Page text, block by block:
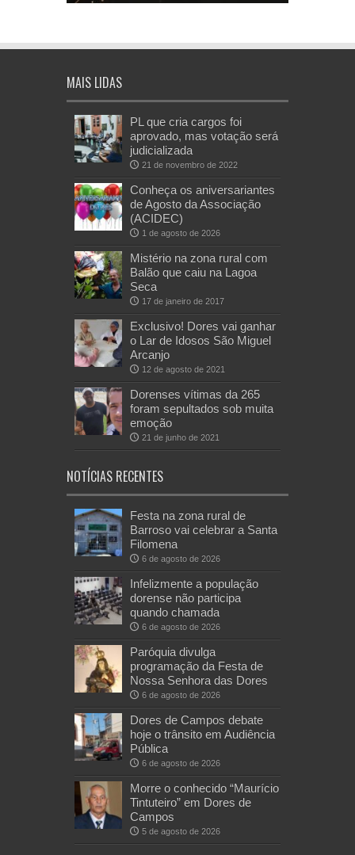
MAIS LIDAS
PL que cria cargos foi
aprovado, mas votação será
judicializada
21 de novembro de 2022
Conheça os aniversariantes
de Agosto da Associação
(ACIDEC)
1 de agosto de 2026
Mistério na zona rural com
Balão que caiu na Lagoa
Seca
17 de janeiro de 2017
Exclusivo! Dores vai ganhar
o Lar de Idosos São Miguel
Arcanjo
12 de agosto de 2021
Dorenses vítimas da 265
foram sepultados sob muita
emoção
21 de junho de 2021
NOTÍCIAS RECENTES
Festa na zona rural de
Barroso vai celebrar a Santa
Filomena
6 de agosto de 2026
Infelizmente a população
dorense não participa
quando chamada
6 de agosto de 2026
Paróquia divulga
programação da Festa de
Nossa Senhora das Dores
6 de agosto de 2026
Dores de Campos debate
hoje o trânsito em Audiência
Pública
6 de agosto de 2026
Morre o conhecido “Maurício
Tintuteiro” em Dores de
Campos
5 de agosto de 2026